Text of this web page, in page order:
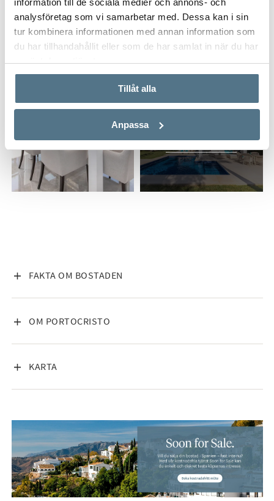
analysföretag som vi samarbetar med. Dessa kan i sin
tur kombinera informationen med annan information som
du har tillhandahållit eller som de har samlat in när du har
använt deras tjänster.
Tillåt alla
Anpassa
ett stilfullt och rymligt duschrum samt en separat gästtoalett.
En elegant trappa leder upp till den lilla gallerian – ett luftigt
utrymme för arbete, läsning eller kreativitet. Bakom detta
ligger master bedroom med en rymlig garderob och en privat
badrummet med dubbla handfat och badkar öppnar ut mot
regnfallsstil – perfekt för uppfriskande stunder under
Bostaden erbjuder flera härliga terrasser, en välskött
trädgård och en uppvärmningsbar pool. Denna villa i Cala
Murada förenar det bästa som ett drömhem på Mallorca kan
ALLA BILDER (23)
FAKTA OM BOSTADEN
VISA INNEHÅLL
OM PORTOCRISTO
VISA INNEHÅLL
KARTA
VISA INNEHÅLL